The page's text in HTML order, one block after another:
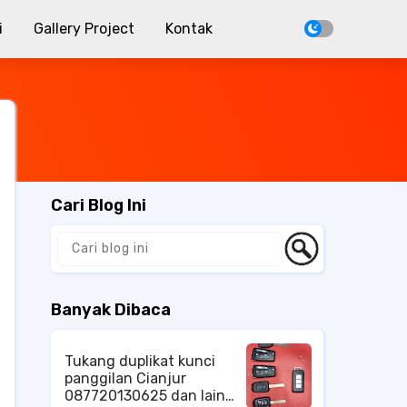
Gallery Project Kontak
Cari Blog Ini
Banyak Dibaca
Tukang duplikat kunci
panggilan Cianjur
087720130625 dan lain